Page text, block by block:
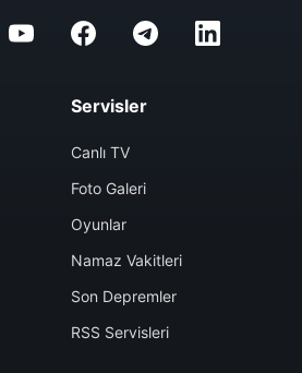
Servisler
Canlı TV
Foto Galeri
Oyunlar
Namaz Vakitleri
Son Depremler
RSS Servisleri